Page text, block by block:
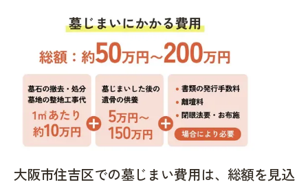
大阪市住吉区での墓じまい費用は、総額を見込